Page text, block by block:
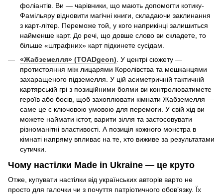
фоліантів. Ви — чарівники, що мають допомогти котику-
Фамільяру відновити магічні книги, складаючи заклинання
з карт-літер. Переможе той, у кого наприкінці залишиться
найменше карт. До речі, що довше слово ви складете, то
більше «штрафних» карт підкинете сусідам.
«Жабземелля» (TOADgeon). У центрі сюжету —
протистояння між лицарями Королівства та мешканцями
захаращеного підземелля. У цій асиметричній тактичній
картярській грі з позиційними боями ви контролюватимете
героїв або босів, щоб захоплювати кімнати Жабземелля —
саме це є ключовою умовою для перемоги. У свій хід ви
можете наймати істот, варити зілля та застосовувати
різноманітні властивості. А позиція кожного монстра в
кімнаті напряму впливає на те, хто виживе за результатами
сутички.
Чому настілки Made in Ukraine — це круто
Отже, купувати настілки від українських авторів варто не
просто для галочки чи з почуття патріотичного обов’язку. Їх